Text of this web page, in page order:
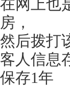
在网上也
房，
然后拨打
客人信息
保存1年